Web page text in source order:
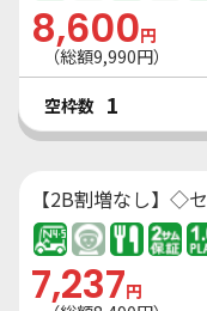
8,600円
（総額9,990円）
空枠数 1
【2B割増なし】◇
7,237円